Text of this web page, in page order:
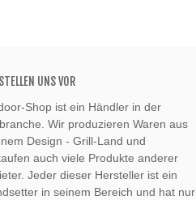
UNS VOR
Shop ist ein Händler in der
Wir produzieren Waren aus
Design - Grill-Land und
auch viele Produkte anderer
Jeder dieser Hersteller ist ein
in seinem Bereich und hat nur